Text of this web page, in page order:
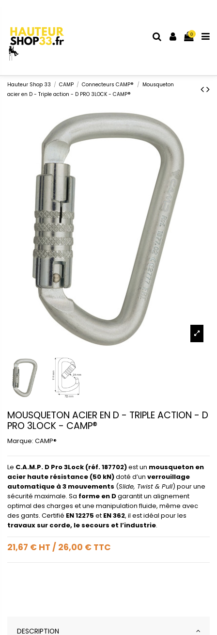
0
Hauteur Shop 33 CAMP Connecteurs CAMP®
Mousqueton
acier en D - Triple action - D PRO 3LOCK - CAMP®
MOUSQUETON ACIER EN D - TRIPLE ACTION - D
PRO 3LOCK - CAMP®
Marque: CAMP®
Le C.A.M.P. D Pro 3Lock (réf. 187702)est un mousqueton en
acier haute résistance (50 kN)doté d’un verrouillage
automatique à 3 mouvements (Slide, Twist & Pull) pour une
sécurité maximale. Sa forme en Dgarantit un alignement
optimal des charges et une manipulation fluide, même avec
des gants. Certifié EN 12275 et EN 362, il est idéal pour les
travaux sur corde, le secours et l’industrie.
21,67 € HT / 26,00 € TTC
DESCRIPTION